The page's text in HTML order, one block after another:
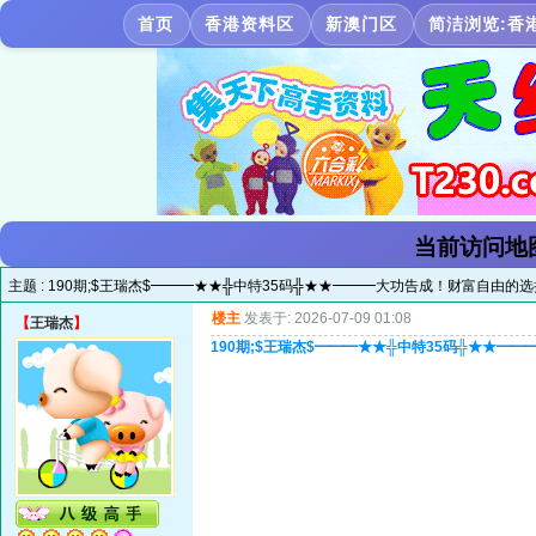
首页 香港资料区 新澳门区 简洁浏览:香
当前访问地
主题 : 190期;$王瑞杰$━━━★★╬中特35码╬★★━━━大功告成！财富自由的选
【王瑞杰】 楼主 发表于: 2026-07-09 01:08
190期;$王瑞杰$━━━★★╬中特35码╬★★━━━大